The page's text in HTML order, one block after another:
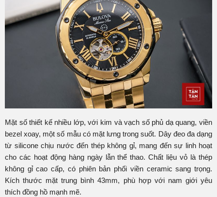
Mặt số thiết kế nhiều lớp, với kim và vạch số phủ dạ quang, viền
bezel xoay, một số mẫu có mặt lưng trong suốt. Dây đeo đa dạng
từ silicone chịu nước đến thép không gỉ, mang đến sự linh hoạt
cho các hoạt động hàng ngày lẫn thể thao. Chất liệu vỏ là thép
không gỉ cao cấp, có phiên bản phối viền ceramic sang trọng.
Kích thước mặt trung bình 43mm, phù hợp với nam giới yêu
thích đồng hồ mạnh mẽ.